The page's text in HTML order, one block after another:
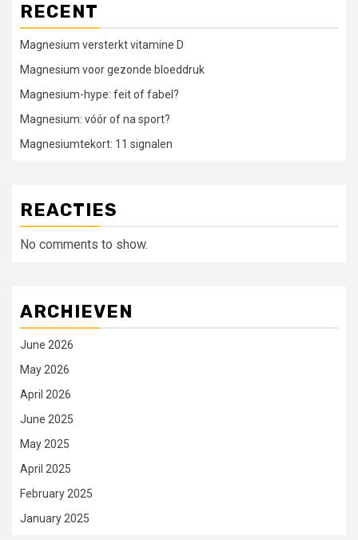
RECENT
Magnesium versterkt vitamine D
Magnesium voor gezonde bloeddruk
Magnesium-hype: feit of fabel?
Magnesium: vóór of na sport?
Magnesiumtekort: 11 signalen
REACTIES
No comments to show.
ARCHIEVEN
June 2026
May 2026
April 2026
June 2025
May 2025
April 2025
February 2025
January 2025